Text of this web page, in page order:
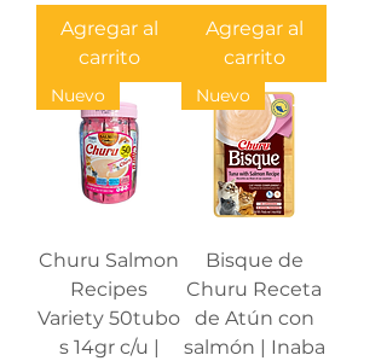
Agregar al
carrito
Agregar al
carrito
Nuevo
Churu Salmon
Recipes
Variety 50tubo
s 14gr c/u |
Nuevo
Bisque de
Churu Receta
de Atún con
salmón | Inaba